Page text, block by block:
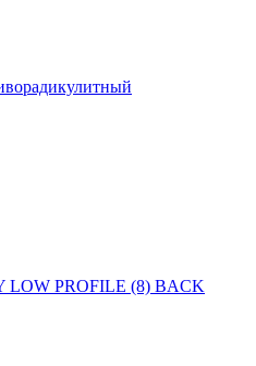
LOW PROFILE (8) BACK